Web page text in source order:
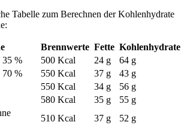
Tabelle zum Berechnen der Kohlenhydrate
Brennwerte Fette Kohlenhydrate
35 %
500 Kcal 24 g
64 g
70 %
550 Kcal 37 g
43 g
550 Kcal 34 g
56 g
580 Kcal 35 g
55 g
510 Kcal 37 g
52 g